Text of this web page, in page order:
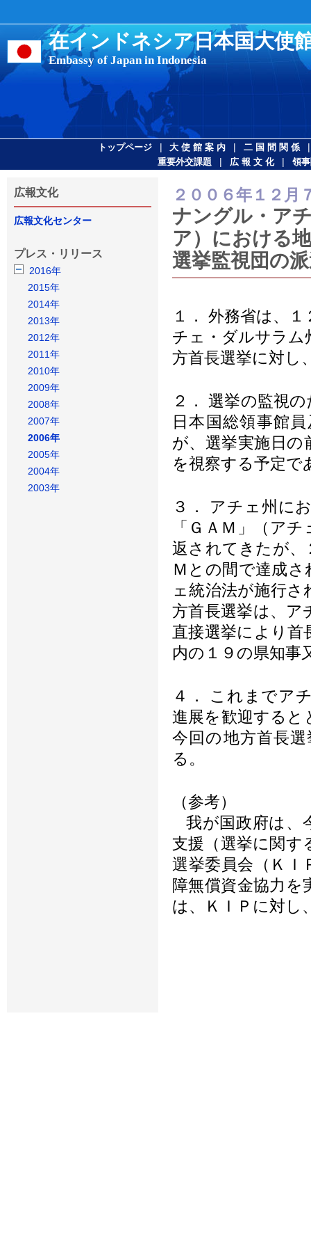
在インドネシア日本国大使
Embassy of Japan in Indonesia
トップページ | 大 使 館 案 内 | 二 国 間 関 係
重要外交課題 | 広 報 文 化 | 領
広報文化
広報文化センター
プレス・リリース
2016年
2015年
2014年
2013年
2012年
2011年
2010年
2009年
2008年
2007年
2006年
2005年
2004年
2003年
２００６年１２月
ナングル・ア
ア）における
選挙監視団の
１． 外務省は、
チェ・ダルサラム
方首長選挙に対し
２． 選挙の監視
日本国総領事館
が、選挙実施日の
を視察する予定で
３． アチェ州に
「ＧＡＭ」（ア
返されてきたが、
Ｍとの間で達成
ェ統治法が施行
方首長選挙は、ア
直接選挙により首
内の１９の県知事
４． これまでア
進展を歓迎すると
今回の地方首長
る。
（参考）
我が国政府は、
支援（選挙に関す
選挙委員会（ＫＩ
障無償資金協力
は、ＫＩＰに対し